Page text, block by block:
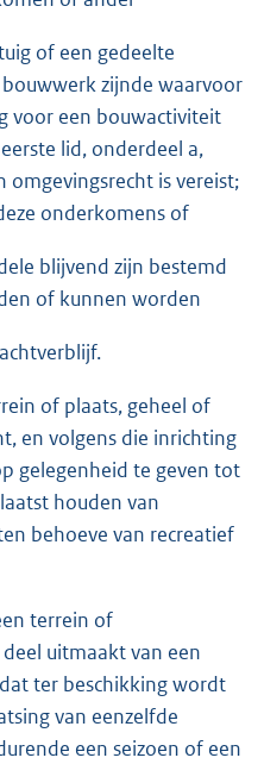
of een gedeelte
zijnde waarvoor
voor een bouwactiviteit
lid, onderdeel a,
omgevingsrecht is vereist;
onderkomens of
blijvend zijn bestemd
of kunnen worden
of plaats, geheel of
en volgens die inrichting
gelegenheid te geven tot
houden van
behoeve van recreatief
terrein of
uitmaakt van een
ter beschikking wordt
van eenzelfde
een seizoen of een